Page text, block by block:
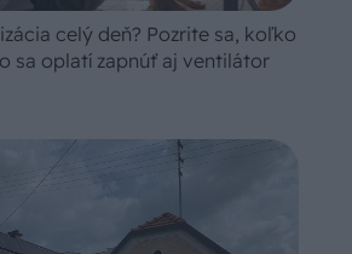
celý deň? Pozrite sa, koľko
sa oplatí zapnúť aj ventilátor